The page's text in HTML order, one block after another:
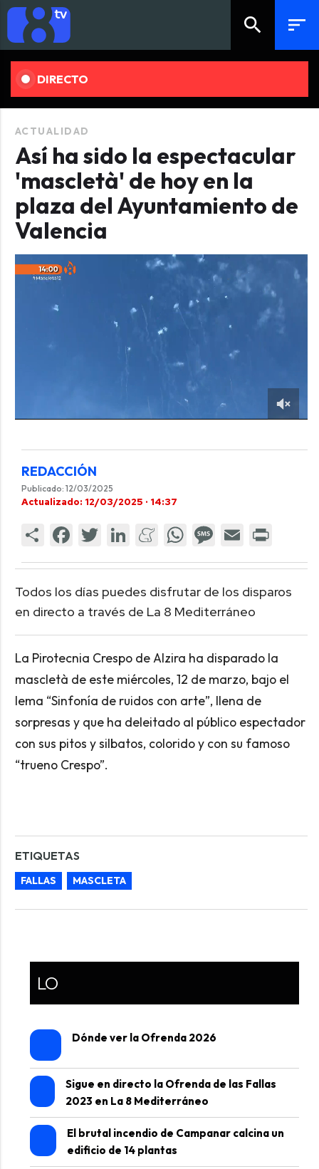
search sort
DIRECTO
ACTUALIDAD
Así ha sido la espectacular
'mascletà' de hoy en la
plaza del Ayuntamiento de
Valencia
REDACCIÓN
Publicado: 12/03/2025
Actualizado: 12/03/2025 · 14:37
Todos los días puedes disfrutar de los disparos
en directo a través de La 8 Mediterráneo
La Pirotecnia Crespo de Alzira ha disparado la
mascletà de este miércoles, 12 de marzo, bajo el
lema “Sinfonía de ruidos con arte”, llena de
sorpresas y que ha deleitado al público espectador
con sus pitos y silbatos, colorido y con su famoso
“trueno Crespo”.
ETIQUETAS
FALLAS MASCLETA
LO
Dónde ver la Ofrenda 2026
Sigue en directo la Ofrenda de las Fallas
2023 en La 8 Mediterráneo
El brutal incendio de Campanar calcina un
edificio de 14 plantas